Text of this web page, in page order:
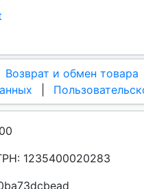
Возврат и обмен товара
1235400020283